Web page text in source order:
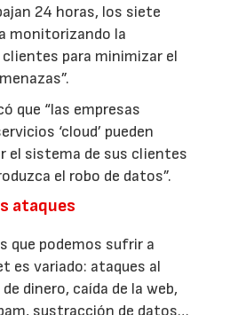
24 horas, los siete
monitorizando la
clientes para minimizar el
que “las empresas
‘cloud’ pueden
el sistema de sus clientes
el robo de datos”.
ataques
que podemos sufrir a
es variado: ataques al
dinero, caída de la web,
sustracción de datos…